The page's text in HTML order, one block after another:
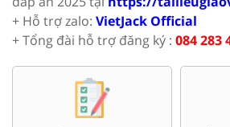
+ Hỗ trợ zalo: VietJack Official
+ Tổng đài hỗ trợ đăng ký : 084 283